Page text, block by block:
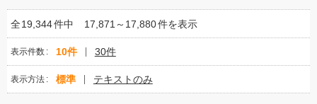
全19,344件中 17,871～17,880件を表示
表示件数 10件 30件
表示方法 標準 テキストのみ